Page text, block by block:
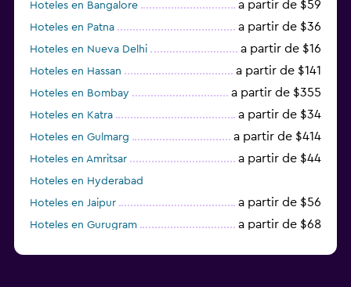
Hoteles en Bangalore a partir de $59
Hoteles en Patna a partir de $36
Hoteles en Nueva Delhi a partir de $16
Hoteles en Hassan a partir de $141
Hoteles en Bombay a partir de $355
Hoteles en Katra a partir de $34
Hoteles en Gulmarg a partir de $414
Hoteles en Amritsar a partir de $44
Hoteles en Hyderabad
Hoteles en Jaipur
a partir de $56
Hoteles en Gurugram a partir de $68